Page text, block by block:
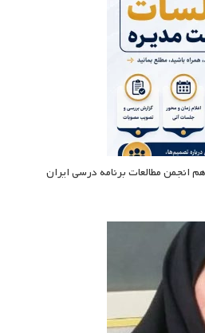
انجمن مطالعات برنامه درسی ایران